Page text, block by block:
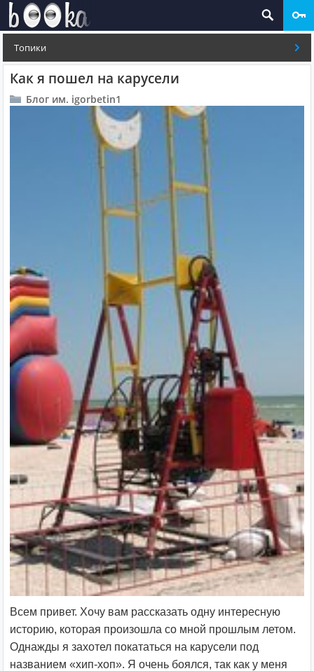
Топики
Как я пошел на карусели
Блог им. igorbetin1
Всем привет. Хочу вам рассказать одну интересную
историю, которая произошла со мной прошлым летом.
Однажды я захотел покататься на карусели под
названием «хип-хоп». Я очень боялся, так как у меня